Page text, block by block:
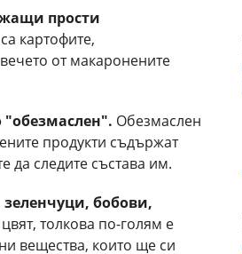
прости
картофите,
от макаронените
"обезмаслен". Обезмаслен
продукти съдържат
да следите състава им.
бобови,
толкова по-голям е
вещества, които ще си